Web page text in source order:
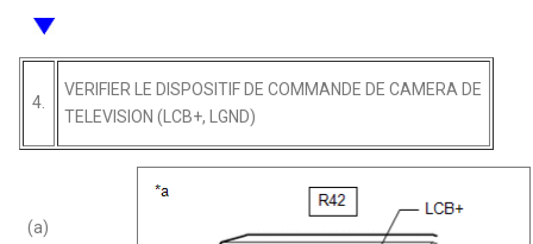
4.
VERIFIER LE DISPOSITIF DE COMMANDE DE CAMERA DE
TELEVISION (LCB+, LGND)
(a)